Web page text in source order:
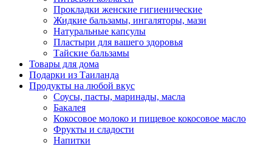
Прокладки женские гигиенические
Жидкие бальзамы, ингаляторы, мази
Натуральные капсулы
Пластыри для вашего здоровья
Тайские бальзамы
Товары для дома
Подарки из Таиланда
Продукты на любой вкус
Соусы, пасты, маринады, масла
Бакалея
Кокосовое молоко и пищевое кокосовое масло
Фрукты и сладости
Напитки